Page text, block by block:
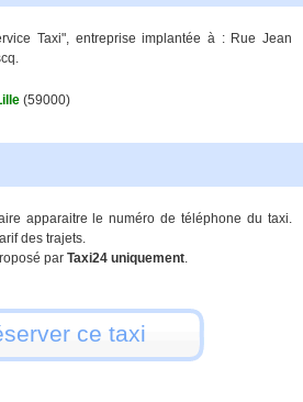
Taxi", entreprise implantée à : Rue Jean
(59000)
apparaitre le numéro de téléphone du taxi.
des trajets.
par Taxi24 uniquement.
ce taxi